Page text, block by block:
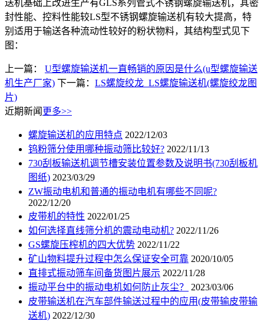
送机基础上改进生产有GLS系列管式不锈钢螺旋输送机，其密
封性能、控料性能较LS型不锈钢螺旋输送机有较大提高，特
别适用于输送各种流动性较好的粉状物料，其结构型式见下
图：
上一篇： U型螺旋输送机一直畅销的原因是什么(u型螺旋输送
机生产厂家) 下一篇： LS螺旋绞龙_LS螺旋输送机(螺旋绞龙图
片)
近期新闻 更多>>
螺旋输送机的应用特点 2022/12/03
钨粉筛分使用哪种振动筛比较好? 2022/11/13
730刮板输送机调节槽安装位置参数及说明书(730刮板机
图纸) 2023/03/29
ZW振动电机和普通的振动电机有哪些不同呢?
2022/12/20
皮带机的特性 2022/01/25
如何选择直线筛分机的震动电动机? 2022/11/26
GS螺旋压榨机的四大优势 2022/11/22
矿山物料提升过程中怎么保证安全可靠 2020/10/05
直排式振动筛车间备货图片展示 2022/11/28
振动平台中的振动电机如何防止灰尘？
2023/03/06
皮带输送机在汽车部件输送过程中的应用(皮带输皮带输
送机) 2022/12/30